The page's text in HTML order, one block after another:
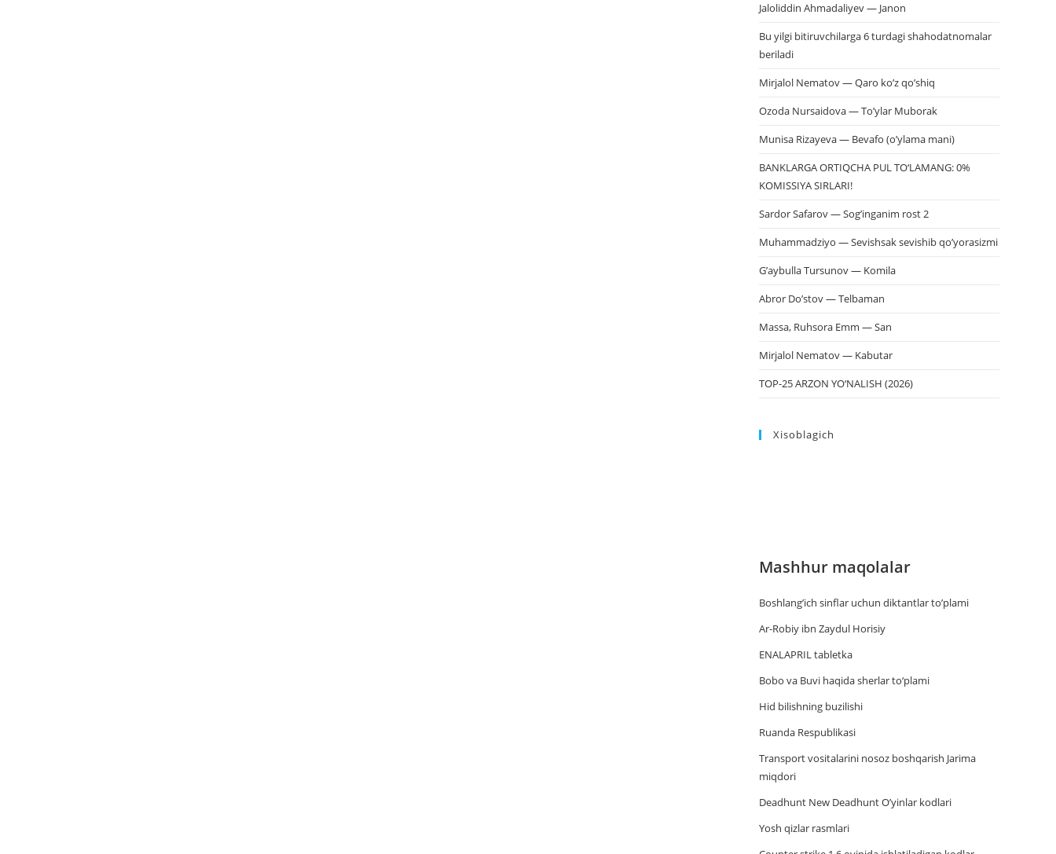
Jaloliddin Ahmadaliyev — Janon
Bu yilgi bitiruvchilarga 6 turdagi shahodatnomalar
beriladi
Mirjalol Nematov — Qaro ko’z qo’shiq
Ozoda Nursaidova — To’ylar Muborak
Munisa Rizayeva — Bevafo (o’ylama mani)
BANKLARGA ORTIQCHA PUL TO‘LAMANG: 0%
KOMISSIYA SIRLARI!
Sardor Safarov — Sog’inganim rost 2
Muhammadziyo — Sevishsak sevishib qo’yorasizmi
G’aybulla Tursunov — Komila
Abror Do’stov — Telbaman
Massa, Ruhsora Emm — San
Mirjalol Nematov — Kabutar
TOP-25 ARZON YO‘NALISH (2026)
Xisoblagich
Mashhur maqolalar
Boshlang’ich sinflar uchun diktantlar to’plami
Ar-Robiy ibn Zaydul Horisiy
ENALAPRIL tabletka
Bobo va Buvi haqida sherlar to‘plami
Hid bilishning buzilishi
Ruanda Respublikasi
Trаnsport vositаlаrini nosoz boshqаrish Jаrimа
miqdori
Deadhunt New Deadhunt O’yinlar kodlari
Yosh qizlar rasmlari